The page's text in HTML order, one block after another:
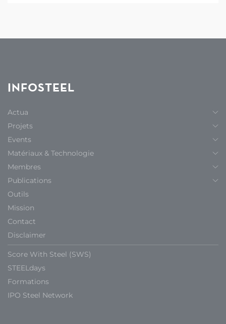
INFOSTEEL
Actua
Projets
Events
Matériaux & Technologie
Membres
Publications
Outils
Mission
Contact
Disclaimer
Score With Steel (SWS)
STEELdays
Formations
IPO Steel Network